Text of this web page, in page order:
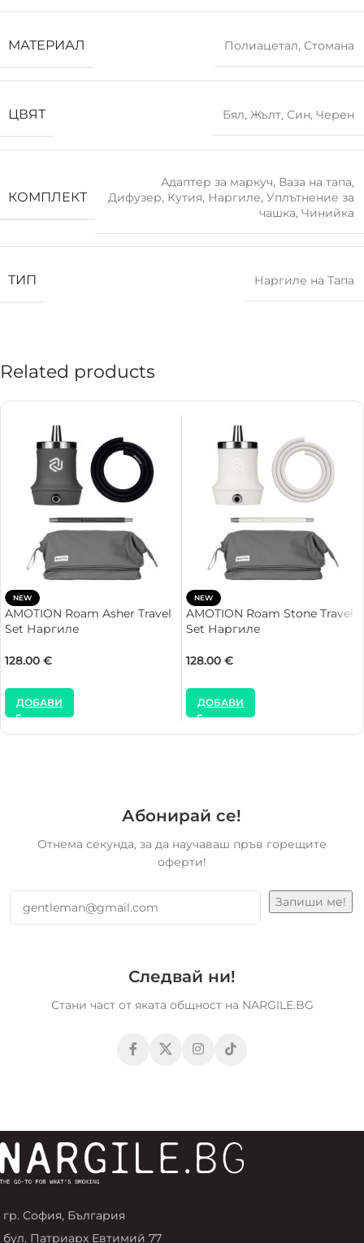
МАТЕРИАЛ Полиацетал, Стомана
ЦВЯТ Бял, Жълт, Син, Черен
КОМПЛЕКТ
Адаптер за маркуч, Ваза на тапа,
Дифузер, Кутия, Наргиле, Уплътнение за
чашка, Чинийка
ТИП Наргиле на Тапа
Related products
NEW
AMOTION Roam Asher Travel
Set Наргиле
128.00 €
ДОБАВИ
NEW
AMOTION Roam Stone Travel
Set Наргиле
128.00 €
ДОБАВИ
Абонирай се!
Отнема секунда, за да научаваш пръв горещите
оферти!
Следвай ни!
Стани част от яката общност на NARGILE.BG
гр. София, България
бул. Патриарх Евтимий 77